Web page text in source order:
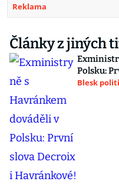
Reklama
Články z jiných
Polsku:
Blesk